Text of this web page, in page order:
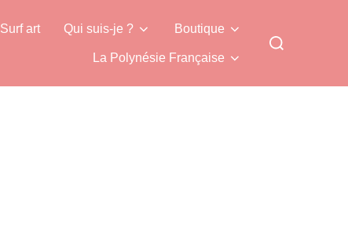
Surf art Qui suis-je ? Boutique
La Polynésie Française
Rechercher :